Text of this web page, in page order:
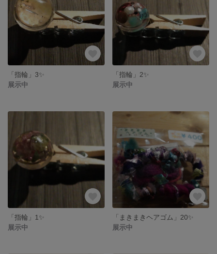
「指輪」3✨
展示中
「指輪」2✨
展示中
「指輪」1✨
展示中
「まきまきヘアゴム」20✨
展示中